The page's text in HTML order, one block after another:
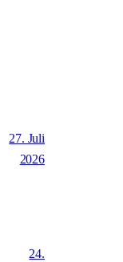
27. Juli
2026
24.